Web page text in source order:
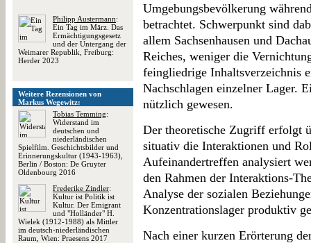
Philipp Austermann:
Ein Tag im März. Das
Ermächtigungsgesetz
und der Untergang der
Weimarer Republik, Freiburg:
Herder 2023
Weitere Rezensionen von
Markus Wegewitz:
Tobias Temming:
Widerstand im
deutschen und
niederländischen
Spielfilm. Geschichtsbilder und
Erinnerungskultur (1943-1963),
Berlin / Boston: De Gruyter
Oldenbourg 2016
Frederike Zindler:
Kultur ist Politik ist
Kultur. Der Emigrant
und "Holländer" H.
Wielek (1912-1988) als Mittler
im deutsch-niederländischen
Raum, Wien: Praesens 2017
Umgebungsbevölkerung
betrachtet. Schwerpunkt sind
allem Sachsenhausen und
Reiches, weniger die
feingliedrige Inhaltsverzeichnis
Nachschlagen einzelner Lager.
nützlich gewesen.
Der theoretische Zugriff erfolgt
situativ die Interaktionen und
Aufeinandertreffen analysiert
den Rahmen der Interaktions-
Analyse der sozialen
Konzentrationslager produktiv
Nach einer kurzen Erörterung